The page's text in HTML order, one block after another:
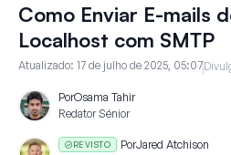
Como Enviar E-mails
Localhost com SMTP
Atualizado: 17 de julho de 2025, 05:07
PorOsama Tahir
Redator Sénior
REVISTO PorJared Atchison